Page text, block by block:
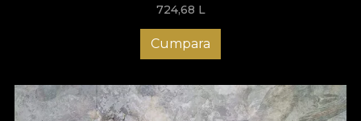
724,68 L
Cumpara